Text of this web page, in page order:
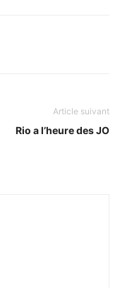
Article suivant
Rio a l’heure des JO